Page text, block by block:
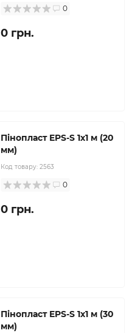
0
0 грн.
Пінопласт EPS-S 1x1 м (20
мм)
Код товару: 2563
0
0 грн.
Пінопласт EPS-S 1x1 м (30
мм)